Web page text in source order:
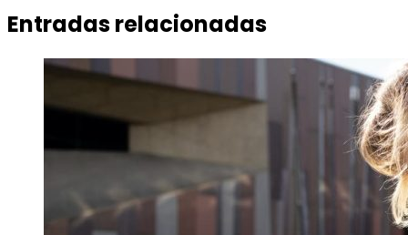
Entradas relacionadas